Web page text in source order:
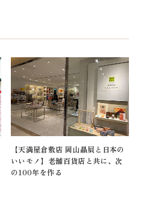
【天満屋倉敷店 岡山贔屓と日本の
いいモノ】老舗百貨店と共に、次
の100年を作る